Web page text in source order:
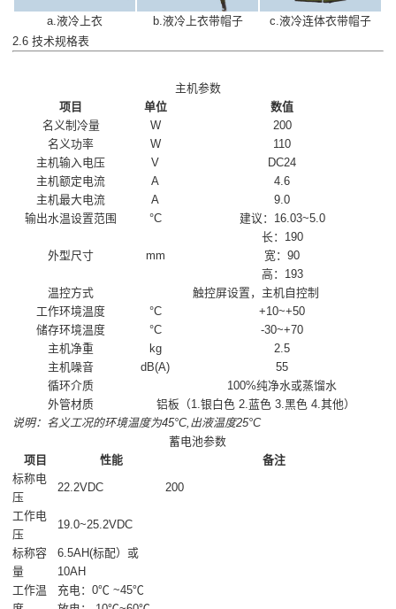
a.液冷上衣 b.液冷上衣带帽子
c.液冷连体衣带帽子
2.6 技术规格表
主机参数
项目
单位
数值
名义制冷量
W
200
名义功率
W
110
主机输入电压
V
DC24
主机额定电流
A
4.6
主机最大电流
A
9.0
输出水温设置范围
°C 建议：16.03~5.0
外型尺寸 mm
长：190
宽：90
高：193
温控方式
触控屏设置，主机自控制
工作环境温度
°C
+10~+50
储存环境温度
°C
-30~+70
主机净重
kg
2.5
主机噪音
dB(A)
55
循环介质
100%纯净水或蒸馏水
外管材质
铝板（1.银白色 2.蓝色 3.黑色 4.其他）
说明：名义工况的环境温度为45°C,出液温度25°C
蓄电池参数
项目
性能
备注
标称电
压
22.2VDC 200
工作电
压
19.0~25.2VDC
标称容
量
6.5AH(标配）或
10AH
工作温
充电：0℃ ~45℃